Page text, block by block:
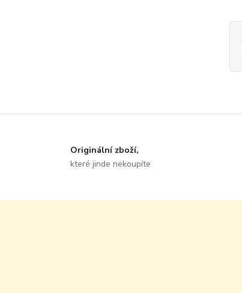
Originální zboží,
které jinde nekoupíte